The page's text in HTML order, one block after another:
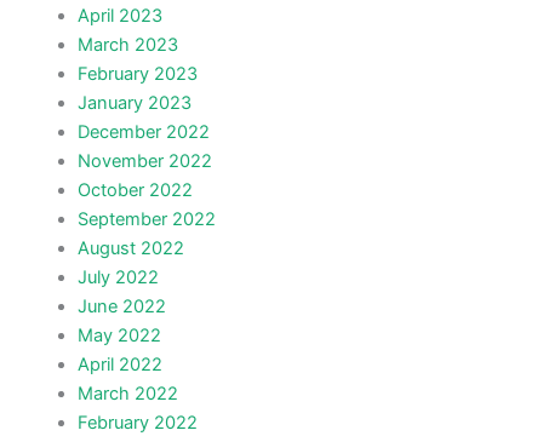
April 2023
March 2023
February 2023
January 2023
December 2022
November 2022
October 2022
September 2022
August 2022
July 2022
June 2022
May 2022
April 2022
March 2022
February 2022